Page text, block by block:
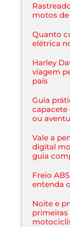
motos
Quanto
elétrica
Harley
viagem
país
Guia
ou
Vale a
digital
guia
Freio
entenda
Noite e